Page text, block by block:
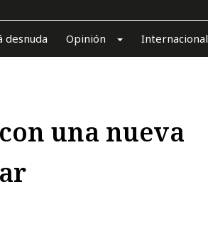
desnuda Opinión Internacional
una nueva